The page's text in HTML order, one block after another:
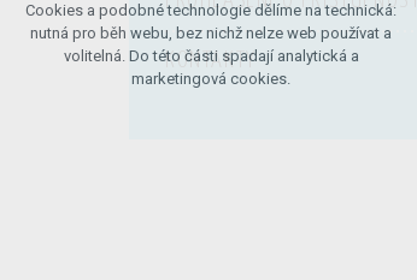
KONTAKTY
Přijmout všechny cookies
Odmítnout vše
Cookies a podobné technologie dělíme na technická:
nutná pro běh webu, bez nichž nelze web používat a
volitelná. Do této části spadají analytická a
marketingová cookies.